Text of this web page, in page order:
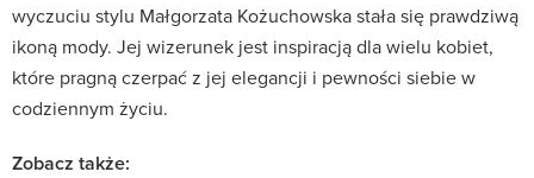
wyczuciu stylu Małgorzata Kożuchowska stała się prawdziwą
ikoną mody. Jej wizerunek jest inspiracją dla wielu kobiet,
które pragną czerpać z jej elegancji i pewności siebie w
codziennym życiu.
Zobacz także: